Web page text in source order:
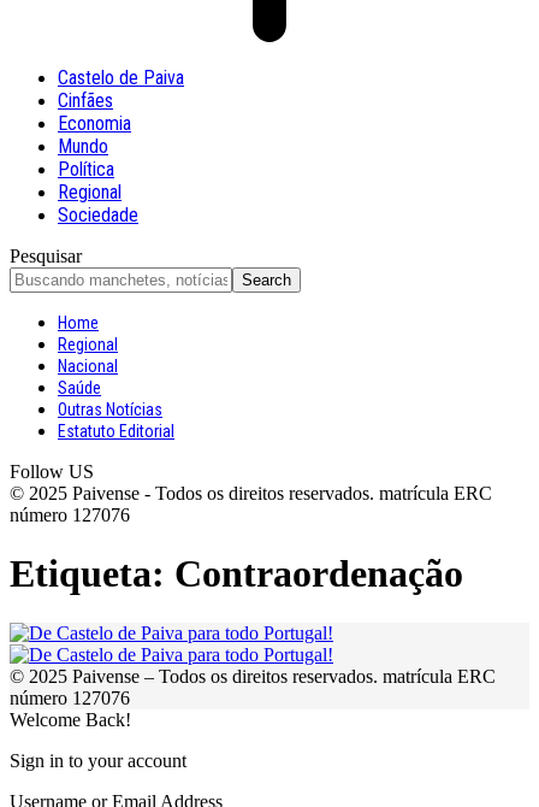
Castelo de Paiva
Cinfães
Economia
Mundo
Política
Regional
Sociedade
Pesquisar
Home
Regional
Nacional
Saúde
Outras Notícias
Estatuto Editorial
Follow US
© 2025 Paivense - Todos os direitos reservados. matrícula ERC
número 127076
Etiqueta: Contraordenação
© 2025 Paivense – Todos os direitos reservados. matrícula ERC
número 127076
Welcome Back!
Sign in to your account
Username or Email Address